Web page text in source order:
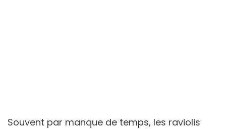
Souvent par manque de temps, les raviolis